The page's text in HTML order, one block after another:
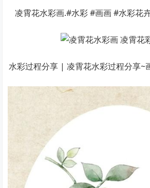
凌霄花水彩画.#水彩 #画画 #水彩花
水彩过程分享 | 凌霄花水彩过程分享~